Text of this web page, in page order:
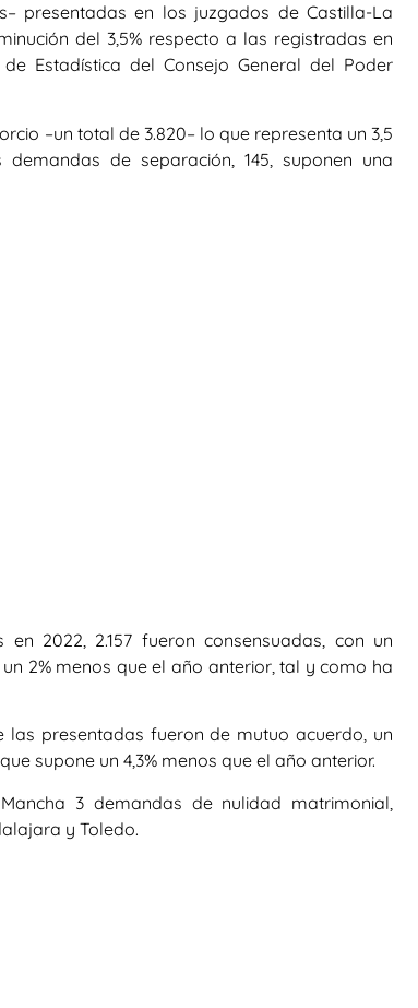
presentadas en los juzgados de Castilla-La
del 3,5% respecto a las registradas en
Estadística del Consejo General del Poder
–un total de 3.820– lo que representa un 3,5
de separación, 145, suponen una
2022, 2.157 fueron consensuadas, con un
2% menos que el año anterior, tal y como ha
las presentadas fueron de mutuo acuerdo, un
supone un 4,3% menos que el año anterior.
3 demandas de nulidad matrimonial,
y Toledo.